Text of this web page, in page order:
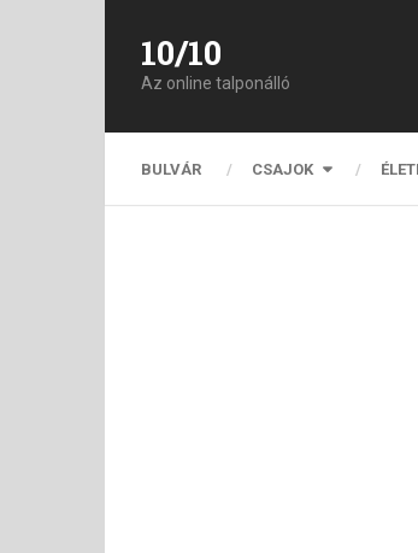
10/10
Az online talponálló
BULVÁR CSAJOK